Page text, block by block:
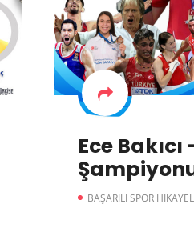
Ece
BAŞARILI SPOR